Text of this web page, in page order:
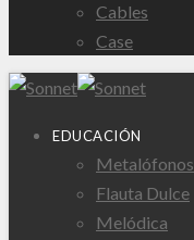
Cables
Case
EDUCACIÓN
Metalófonos
Flauta Dulce
Melódica